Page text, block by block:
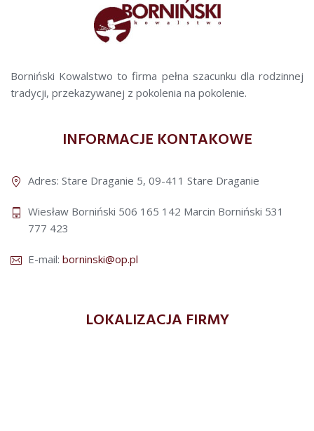
Borniński Kowalstwo to firma pełna szacunku dla rodzinnej
tradycji, przekazywanej z pokolenia na pokolenie.
INFORMACJE KONTAKOWE
Adres: Stare Draganie 5, 09-411 Stare Draganie
Wiesław Borniński 506 165 142 Marcin Borniński 531
777 423
E-mail: borninski@op.pl
LOKALIZACJA FIRMY